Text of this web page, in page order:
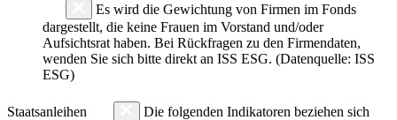
Es wird die Gewichtung von Firmen im Fonds
dargestellt, die keine Frauen im Vorstand und/oder
Aufsichtsrat haben. Bei Rückfragen zu den Firmendaten,
wenden Sie sich bitte direkt an ISS ESG. (Datenquelle: ISS
ESG)
Staatsanleihen
Die folgenden Indikatoren beziehen sich